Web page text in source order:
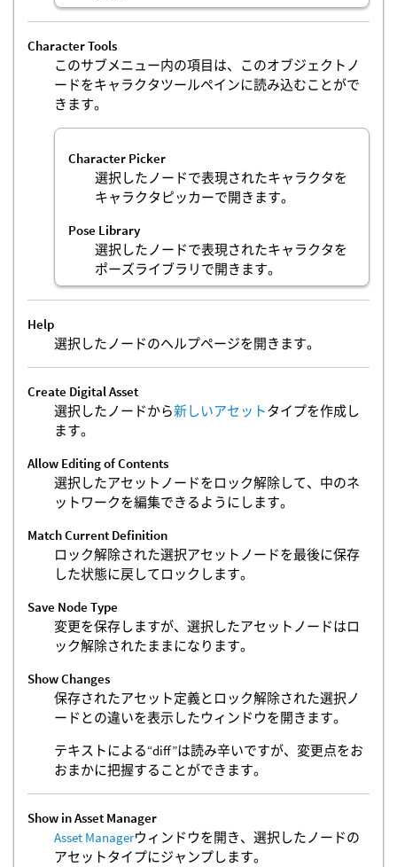
Character Tools
このサブメニュー内の項目は、このオブジェクトノ
ードをキャラクタツールペインに読み込むことがで
きます。
Character Picker
選択したノードで表現されたキャラクタを
キャラクタピッカーで開きます。
Pose Library
選択したノードで表現されたキャラクタを
ポーズライブラリで開きます。
Help
選択したノードのヘルプページを開きます。
Create Digital Asset
選択したノードから新しいアセットタイプを作成し
ます。
Allow Editing of Contents
選択したアセットノードをロック解除して、中のネ
ットワークを編集できるようにします。
Match Current Definition
ロック解除された選択アセットノードを最後に保存
した状態に戻してロックします。
Save Node Type
変更を保存しますが、選択したアセットノードはロ
ック解除されたままになります。
Show Changes
保存されたアセット定義とロック解除された選択ノ
ードとの違いを表示したウィンドウを開きます。
テキストによる“diff”は読み辛いですが、変更点をお
おまかに把握することができます。
Show in Asset Manager
Asset Managerウィンドウを開き、選択したノードの
アセットタイプにジャンプします。